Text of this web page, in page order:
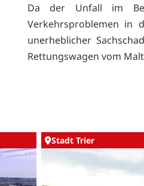
Da der Unfall im
Verkehrsproblemen in
unerheblicher
Rettungswagen vom
Stadt Trier